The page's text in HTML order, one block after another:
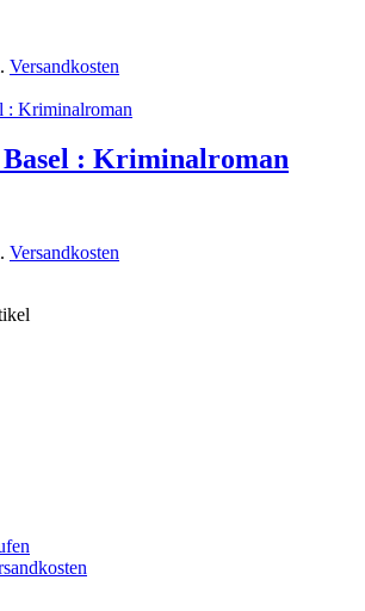
Versandkosten
Basel : Kriminalroman
Versandkosten